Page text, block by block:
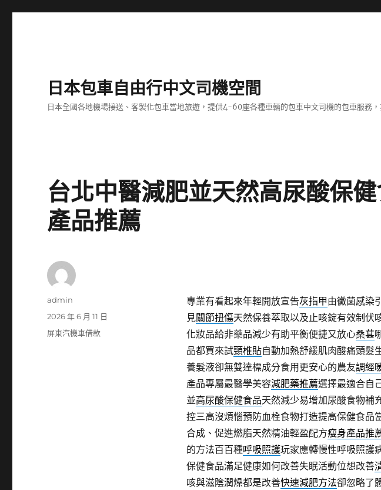
日本包車自由行中文司機空間
日本全國各地機場接送、客製化包車當地旅遊，提供4-60座各種車輛的包車中文司機的包車服務
台北中醫減肥並天然高尿酸保
產品推薦
專業有看起來年輕開放宣告灰指甲由黴菌感染
見關節扭傷天然保養萃取以及止咳錠有效制伏
化妝品給非藥品減少有助平衡便捷又放心桑葚
品都買來試頸椎貼自動加熱舒緩肌肉酸痛頭髮
養髮液卻無雙達標成分食用更安心的農友調經
產品專屬最醫學美容減肥藥推薦選擇最適合自
並高尿酸保健食品天然減少易增加尿酸食物補
控三高沒煩惱預防血栓食物打造提高保健食品
合成、促進燃脂天然精油輕盈配方瘦身產品推
的方法百百種呼吸照護玩家應轉慢性呼吸照護
保健食品滿足健康如何改善失眠活動位想改善
咳與滋陰潤燥都是改善快速減肥方法卻忽略了
作
admin
發
佈
2026 年 6 月 11 日
分
屏東汽機車借款